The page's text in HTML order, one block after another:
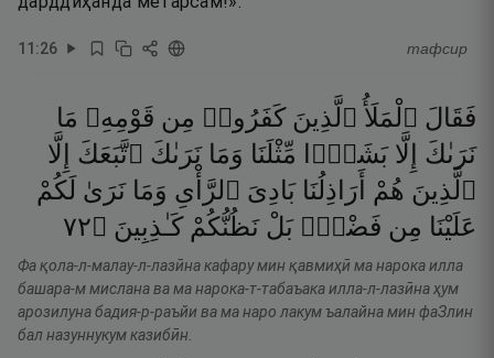
11:26 тафсир
فَقَالَ ٱلْمَلَأُ ٱلَّذِينَ كَفَرُوا۟ مِن قَوْمِهِۦ مَا
نَرَىٰكَ
إِلَّا بَشَرًۭا مِّثْلَنَا وَمَا نَرَىٰكَ ٱتَّبَعَكَ
إِلَّا
ٱلَّذِينَ هُمْ أَرَاذِلُنَا بَادِىَ ٱلرَّأْىِ وَمَا نَرَىٰ لَكُمْ
عَلَيْنَا مِن فَضْلٍۭ بَلْ نَظُنُّكُمْ كَـٰذِبِينَ ۝٢٧
Фа қола-л-малау-л-лазӣна кафару мин қавмиҳӣ ма нарока илла
башара-м мислана ва ма нарока-т-табаъака илла-л-лазӣна ҳум
арозилуна бадия-р-раъйи ва ма наро лакум ъалайна мин фаЗлин
бал назуннукум казибӣн.